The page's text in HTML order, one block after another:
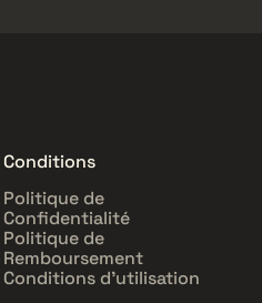
Conditions
Politique de
Confidentialité
Politique de
Remboursement
Conditions d'utilisation